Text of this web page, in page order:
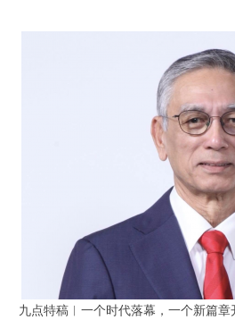
九点特稿︱一个时代落幕，一个新篇